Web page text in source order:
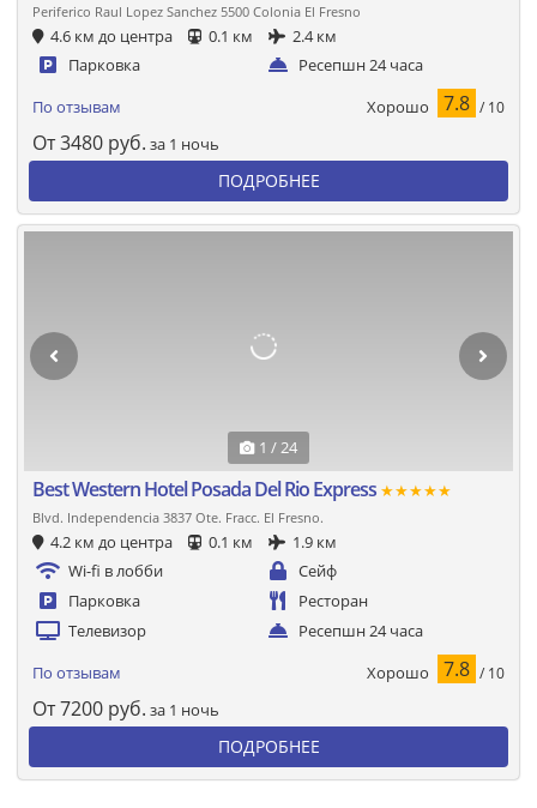
Periferico Raul Lopez Sanchez 5500 Colonia El Fresno
4.6 км до центра 0.1 км
2.4 км
Парковка
Ресепшн 24 часа
По отзывам Хорошо 7.8 / 10
От3480 руб. за 1 ночь
ПОДРОБНЕЕ
1 / 24
Best Western Hotel Posada Del Rio Express ★★★★★
Blvd. Independencia 3837 Ote. Fracc. El Fresno.
4.2 км до центра 0.1 км
1.9 км
Wi-fi в лобби
Сейф
Парковка
Ресторан
Телевизор
Ресепшн 24 часа
По отзывам Хорошо 7.8 / 10
От7200 руб. за 1 ночь
ПОДРОБНЕЕ